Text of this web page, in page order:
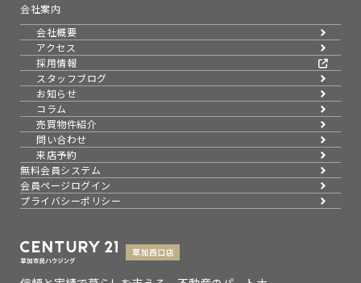
会社案内
会社概要
アクセス
採用情報
スタッフブログ
お知らせ
コラム
売買物件紹介
問い合わせ
来店予約
無料会員システム
会員ページログイン
プライバシーポリシー